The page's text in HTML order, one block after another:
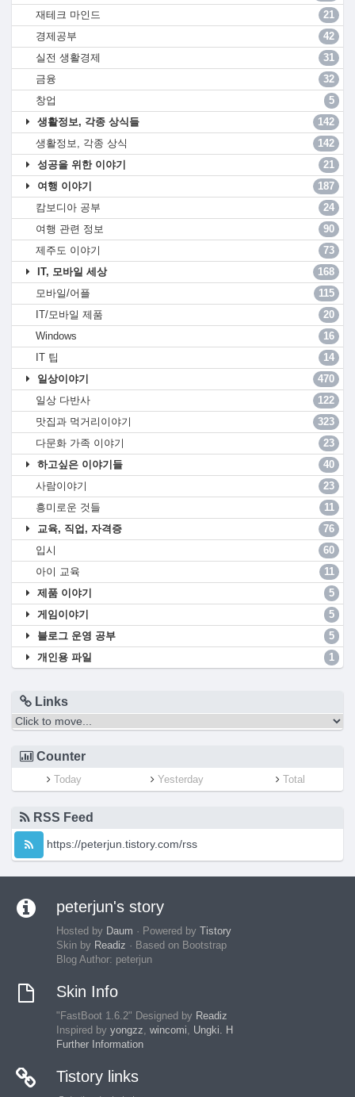
재테크 마인드
21
경제공부
42
실전 생활경제
31
금융
32
창업
5
생활정보, 각종 상식들
142
생활정보, 각종 상식
142
성공을 위한 이야기
21
여행 이야기
187
캄보디아 공부
24
여행 관련 정보
90
제주도 이야기
73
IT, 모바일 세상
168
모바일/어플
115
IT/모바일 제품
20
Windows
16
IT 팁
14
일상이야기
470
일상 다반사
122
맛집과 먹거리이야기
323
다문화 가족 이야기
23
하고싶은 이야기들
40
사람이야기
23
흥미로운 것들
11
교육, 직업, 자격증
76
입시
60
아이 교육
11
제품 이야기
5
게임이야기
5
블로그 운영 공부
5
개인용 파일
1
Links
Counter
Today Yesterday Total
RSS Feed
https://peterjun.tistory.com/rss
peterjun's story
Hosted by Daum · Powered by Tistory
Skin by Readiz · Based on Bootstrap
Blog Author: peterjun
Skin Info
"FastBoot 1.6.2" Designed by Readiz
Inspired by yongzz wincomi
Ungki. H
Further Information
Tistory links